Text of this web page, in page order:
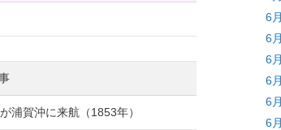
浦賀沖に来航（1853年）
6
6
6
6
6
6